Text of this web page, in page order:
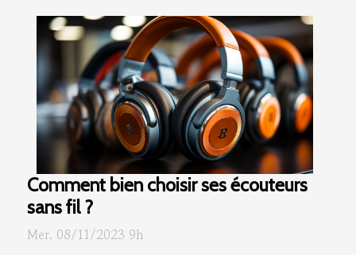
Comment bien choisir ses écouteurs
sans fil ?
Mer. 08/11/2023 9h